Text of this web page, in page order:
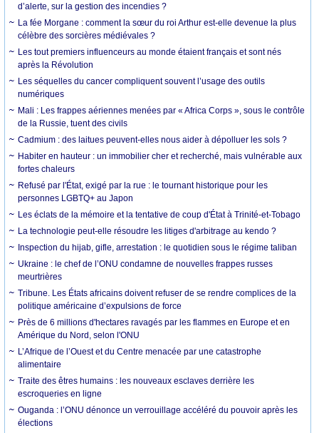
d’alerte, sur la gestion des incendies ?
La fée Morgane : comment la sœur du roi Arthur est-elle devenue la plus
célèbre des sorcières médiévales ?
Les tout premiers influenceurs au monde étaient français et sont nés
après la Révolution
Les séquelles du cancer compliquent souvent l’usage des outils
numériques
Mali : Les frappes aériennes menées par « Africa Corps », sous le contrôle
de la Russie, tuent des civils
Cadmium : des laitues peuvent-elles nous aider à dépolluer les sols ?
Habiter en hauteur : un immobilier cher et recherché, mais vulnérable aux
fortes chaleurs
Refusé par l'État, exigé par la rue : le tournant historique pour les
personnes LGBTQ+ au Japon
Les éclats de la mémoire et la tentative de coup d'État à Trinité-et-Tobago
La technologie peut-elle résoudre les litiges d'arbitrage au kendo ?
Inspection du hijab, gifle, arrestation : le quotidien sous le régime taliban
Ukraine : le chef de l’ONU condamne de nouvelles frappes russes
meurtrières
Tribune. Les États africains doivent refuser de se rendre complices de la
politique américaine d’expulsions de force
Près de 6 millions d'hectares ravagés par les flammes en Europe et en
Amérique du Nord, selon l'ONU
L’Afrique de l’Ouest et du Centre menacée par une catastrophe
alimentaire
Traite des êtres humains : les nouveaux esclaves derrière les
escroqueries en ligne
Ouganda : l’ONU dénonce un verrouillage accéléré du pouvoir après les
élections